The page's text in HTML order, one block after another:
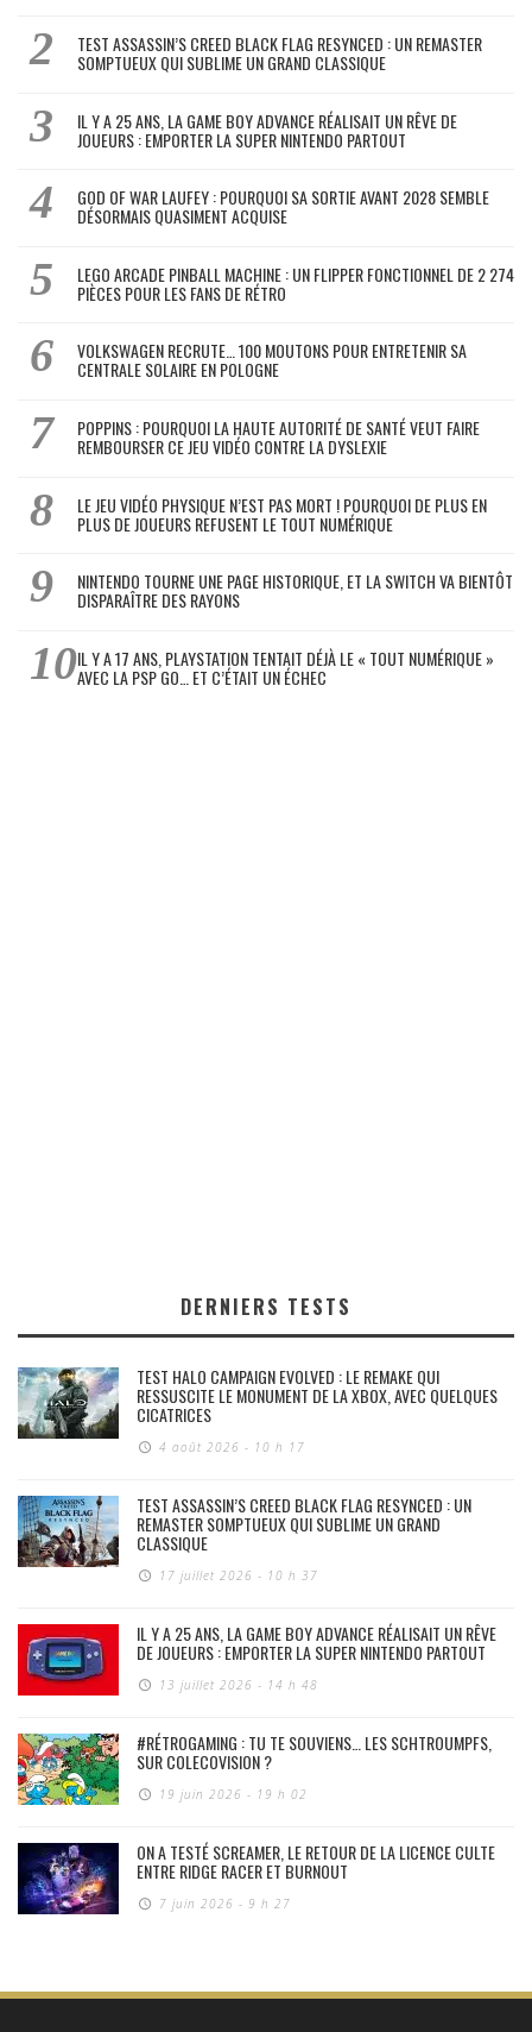
TEST ASSASSIN’S CREED BLACK FLAG RESYNCED : UN REMASTER
SOMPTUEUX QUI SUBLIME UN GRAND CLASSIQUE
IL Y A 25 ANS, LA GAME BOY ADVANCE RÉALISAIT UN RÊVE DE
JOUEURS : EMPORTER LA SUPER NINTENDO PARTOUT
GOD OF WAR LAUFEY : POURQUOI SA SORTIE AVANT 2028 SEMBLE
DÉSORMAIS QUASIMENT ACQUISE
LEGO ARCADE PINBALL MACHINE : UN FLIPPER FONCTIONNEL DE 2 274
PIÈCES POUR LES FANS DE RÉTRO
VOLKSWAGEN RECRUTE… 100 MOUTONS POUR ENTRETENIR SA
CENTRALE SOLAIRE EN POLOGNE
POPPINS : POURQUOI LA HAUTE AUTORITÉ DE SANTÉ VEUT FAIRE
REMBOURSER CE JEU VIDÉO CONTRE LA DYSLEXIE
LE JEU VIDÉO PHYSIQUE N’EST PAS MORT ! POURQUOI DE PLUS EN
PLUS DE JOUEURS REFUSENT LE TOUT NUMÉRIQUE
NINTENDO TOURNE UNE PAGE HISTORIQUE, ET LA SWITCH VA BIENTÔT
DISPARAÎTRE DES RAYONS
IL Y A 17 ANS, PLAYSTATION TENTAIT DÉJÀ LE « TOUT NUMÉRIQUE »
AVEC LA PSP GO… ET C’ÉTAIT UN ÉCHEC
DERNIERS TESTS
TEST HALO CAMPAIGN EVOLVED : LE REMAKE QUI
RESSUSCITE LE MONUMENT DE LA XBOX, AVEC QUELQUES
CICATRICES
4 août 2026 - 10 h 17
TEST ASSASSIN’S CREED BLACK FLAG RESYNCED : UN
REMASTER SOMPTUEUX QUI SUBLIME UN GRAND
CLASSIQUE
17 juillet 2026 - 10 h 37
IL Y A 25 ANS, LA GAME BOY ADVANCE RÉALISAIT UN RÊVE
DE JOUEURS : EMPORTER LA SUPER NINTENDO PARTOUT
13 juillet 2026 - 14 h 48
#RÉTROGAMING : TU TE SOUVIENS… LES SCHTROUMPFS,
SUR COLECOVISION ?
19 juin 2026 - 19 h 02
ON A TESTÉ SCREAMER, LE RETOUR DE LA LICENCE CULTE
ENTRE RIDGE RACER ET BURNOUT
7 juin 2026 - 9 h 27